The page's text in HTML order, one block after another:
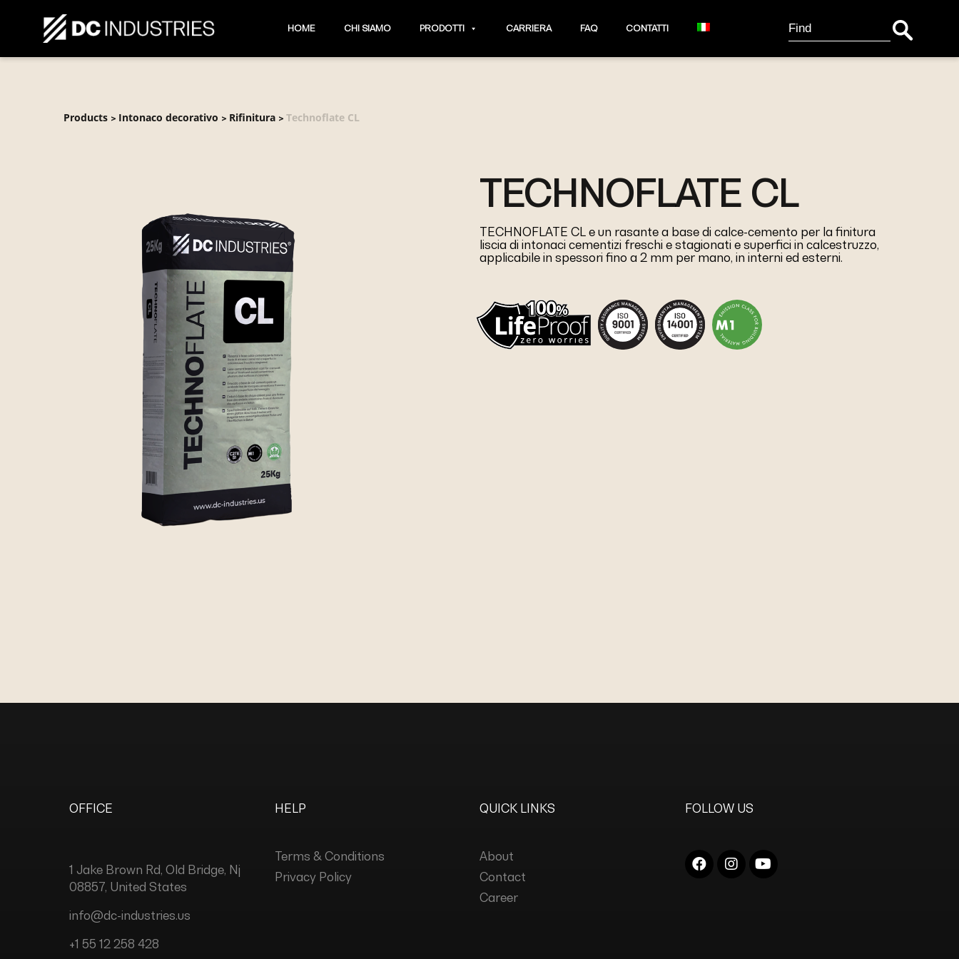
HOME CHI SIAMO PRODOTTI CARRIERA FAQ CONTATTI
Search
for:
Products > Intonaco decorativo > Rifinitura > Technoflate CL
TECHNOFLATE CL
TECHNOFLATE CL e un rasante a base di calce-cemento per la finitura
liscia di intonaci cementizi freschi e stagionati e superfici in calcestruzzo,
applicabile in spessori fino a 2 mm per mano, in interni ed esterni.
OFFICE
1 Jake Brown Rd, Old Bridge, Nj
08857, United States
info@dc-industries.us
+1 55 12 258 428
HELP
Terms & Conditions
Privacy Policy
QUICK LINKS
About
Contact
Career
FOLLOW US